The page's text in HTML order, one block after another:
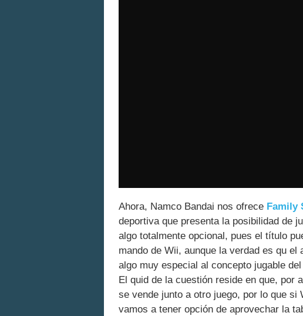
Ahora, Namco Bandai nos ofrece Family
deportiva que presenta la posibilidad de
algo totalmente opcional, pues el título
mando de Wii, aunque la verdad es qu
algo muy especial al concepto jugable
El quid de la cuestión reside en que, por
se vende junto a otro juego, por lo que
vamos a tener opción de aprovechar la